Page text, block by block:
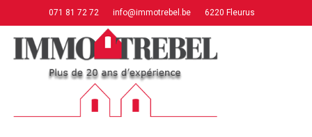
071 81 72 72 info@immotrebel.be 6220 Fleurus